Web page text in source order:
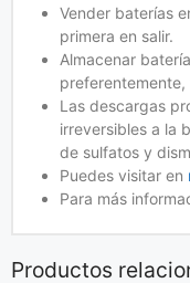
Vender baterías
primera en salir.
Almacenar
Las descargas
irreversibles a la
de sulfatos y
Puedes visitar en
Para más
Productos